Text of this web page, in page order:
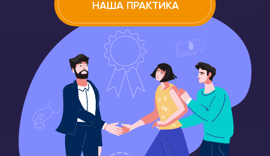
НАША ПРАКТИКА